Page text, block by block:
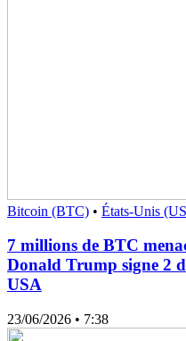
Bitcoin (BTC) • États-Unis
7 millions de BTC
Donald Trump signe 2
USA
23/06/2026 • 7:38